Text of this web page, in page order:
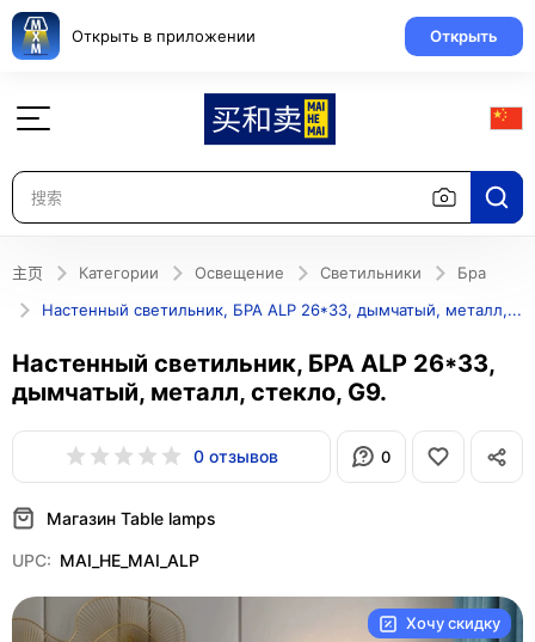
Открыть в приложении Открыть
主页 Категории Освещение Светильники
Бра
Настенный светильник, БРА ALP 26*33, дымчатый, металл, стекло, G9.
Настенный светильник, БРА ALP 26*33,
дымчатый, металл, стекло, G9.
0 отзывов 0
Магазин Table lamps
UPC: MAI_HE_MAI_ALP
Хочу скидку